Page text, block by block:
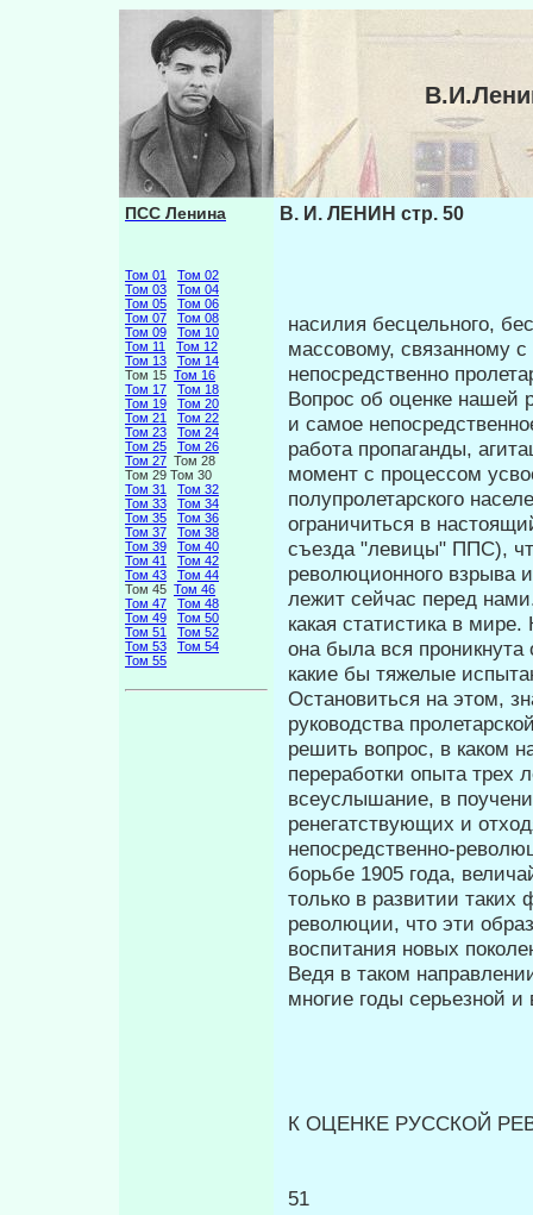
ПСС Ленина
Том 01
Том 02
Том 03
Том 04
Том 05
Том 06
Том 07
Том 08
Том 09
Том 10
Том 11
Том 12
Том 13
Том 14
Том 15 Том 16
Том 17
Том 18
Том 19
Том 20
Том 21
Том 22
Том 23
Том 24
Том 25
Том 26
Том 27 Том 28
Том 29 Том 30
Том 31
Том 32
Том 33
Том 34
Том 35
Том 36
Том 37
Том 38
Том 39
Том 40
Том 41
Том 42
Том 43
Том 44
Том 45 Том 46
Том 47
Том 48
Том 49
Том 50
Том 51
Том 52
Том 53
Том 54
Том 55
В. И. ЛЕНИН стр. 50
насилия бесцельного,
массовому, связанному
непосредственно
Вопрос об оценке нашей
и са­мое
работа пропа­ганды,
момент с процессом
полупролетарского
ограничиться в
съезда "левицы" ППС),
революционного взрыва
лежит сейчас перед
какая статистика в
она была вся
какие бы тяжелые
Остановиться на этом,
руководства
решить вопрос, в каком
переработки опыта
всеус­лышание, в
ренегатствую­щих и
непосредственно-
борьбе 1905 года,
только в развитии
революции, что эти
воспитания новых
Ведя в таком
многие годы серьезной
К ОЦЕНКЕ РУССКОЙ
51